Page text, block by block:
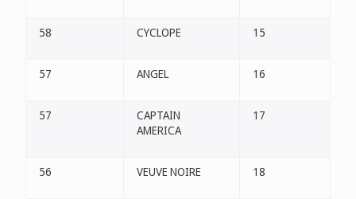
58 CYCLOPE 15
57 ANGEL 16
57
CAPTAIN
AMERICA
17
56 VEUVE NOIRE 18